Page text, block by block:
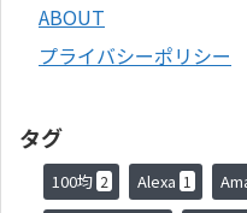
ABOUT
プライバシーポリシー
タグ
100均 2 Alexa 1